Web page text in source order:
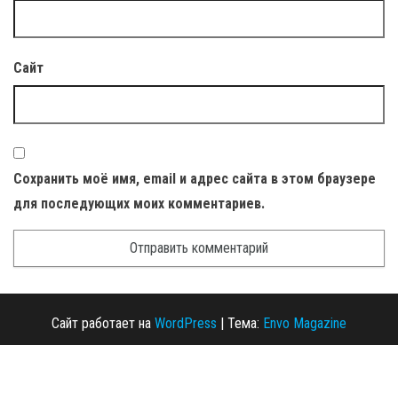
Сайт
Сохранить моё имя, email и адрес сайта в этом браузере
для последующих моих комментариев.
Сайт работает на WordPress Тема: Envo Magazine